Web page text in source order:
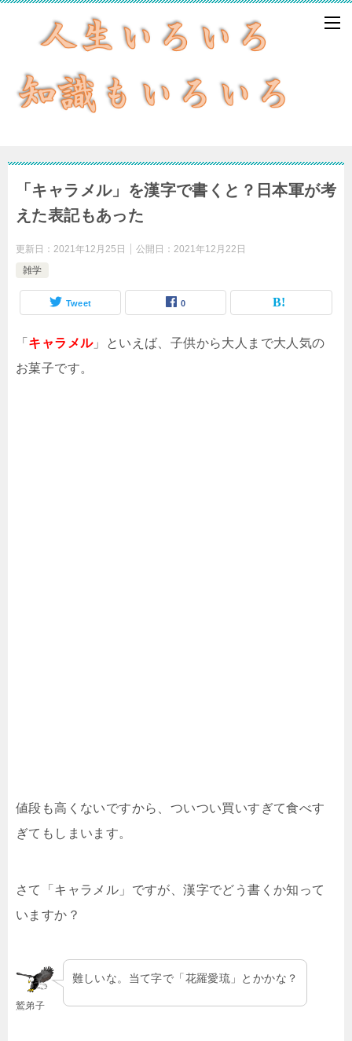
「キャラメル」を漢字で書くと？日本軍が考
えた表記もあった
更新日： 2021年12月25日 公開日： 2021年12月22日
雑学
Tweet 0
「 キャラメル」といえば、子供から大人まで大人気の
お菓子です。
値段も高くないですから、ついつい買いすぎて食べす
ぎてもしまいます。
さて「キャラメル」ですが、漢字でどう書くか知って
いますか？
鷲弟子
難しいな。当て字で「花羅愛琉」とかかな？